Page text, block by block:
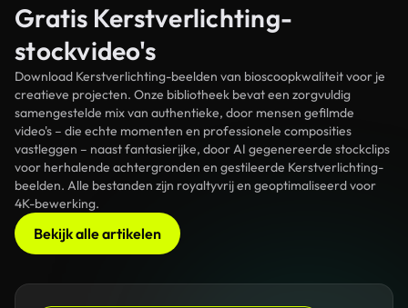
Gratis Kerstverlichting-
stockvideo's
Download Kerstverlichting-beelden van bioscoopkwaliteit voor je
creatieve projecten. Onze bibliotheek bevat een zorgvuldig
samengestelde mix van authentieke, door mensen gefilmde
video's – die echte momenten en professionele composities
vastleggen – naast fantasierijke, door AI gegenereerde stockclips
voor herhalende achtergronden en gestileerde Kerstverlichting-
beelden. Alle bestanden zijn royaltyvrij en geoptimaliseerd voor
4K-bewerking.
Bekijk alle artikelen